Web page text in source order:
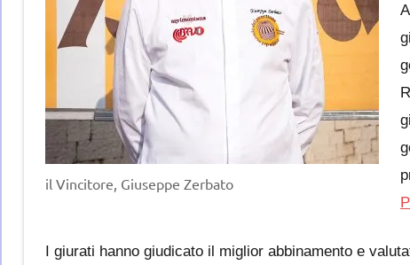
il Vincitore, Giuseppe Zerbato
I giurati hanno giudicato il miglior abbinamento e